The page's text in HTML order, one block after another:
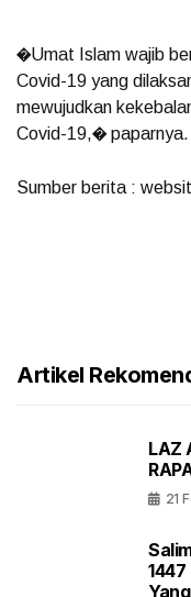
�Umat Islam wajib
Covid-19 yang
mewujudkan
Covid-19,� paparnya.
Sumber berita :
Artikel
LAZ
21